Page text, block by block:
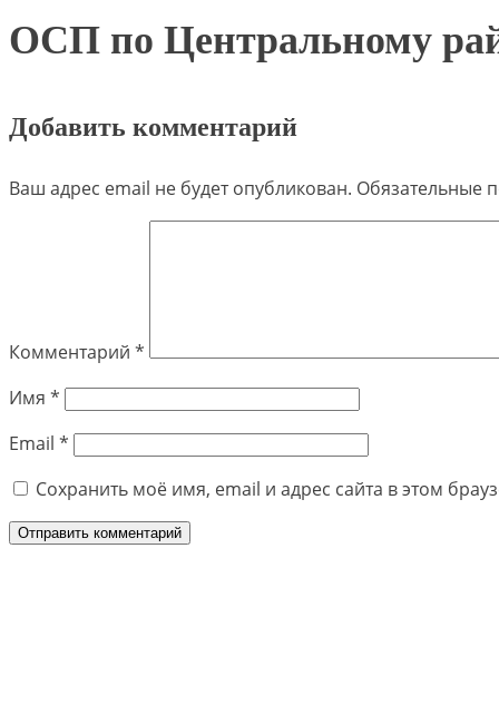
ОСП по Центральному
Добавить комментарий
Ваш адрес email не будет опубликован. Обязательные
Комментарий *
Имя *
Email *
Сохранить моё имя, email и адрес сайта в этом